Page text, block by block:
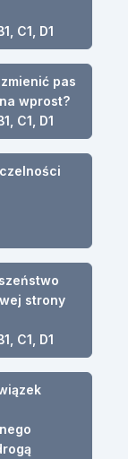
C1, D1
pas
wprost?
C1, D1
strony
C1, D1